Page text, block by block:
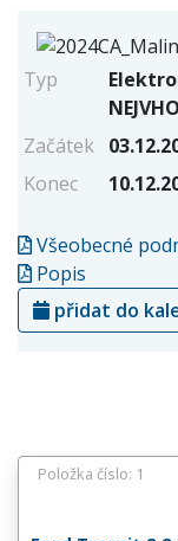
Typ
Začátek
Konec
Všeobecné
Popis
přidat do
Položka číslo: 1